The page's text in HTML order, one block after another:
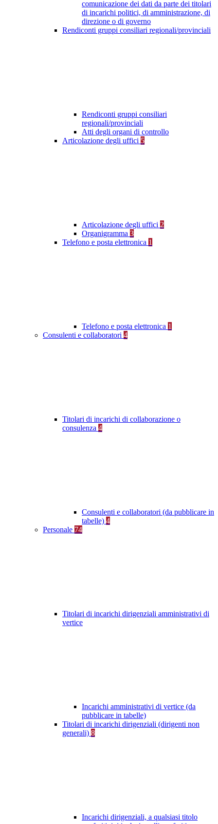
comunicazione dei dati da parte dei titolari
di incarichi politici, di amministrazione, di
direzione o di governo
Rendiconti gruppi consiliari regionali/provinciali
Rendiconti gruppi consiliari
regionali/provinciali
Atti degli organi di controllo
Articolazione degli uffici 5
Articolazione degli uffici 2
Organigramma 3
Telefono e posta elettronica 1
Telefono e posta elettronica 1
Consulenti e collaboratori 4
Titolari di incarichi di collaborazione o
consulenza 4
Consulenti e collaboratori (da pubblicare in
tabelle) 4
Personale 74
Titolari di incarichi dirigenziali amministrativi di
vertice
Incarichi amministrativi di vertice (da
pubblicare in tabelle)
Titolari di incarichi dirigenziali (dirigenti non
generali) 8
Incarichi dirigenziali, a qualsiasi titolo